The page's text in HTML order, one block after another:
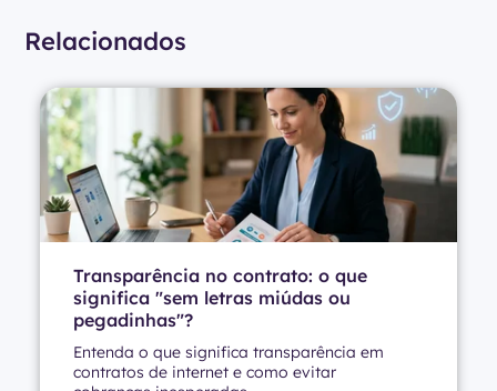
Relacionados
Transparência no contrato: o que
significa "sem letras miúdas ou
pegadinhas"?
Entenda o que significa transparência em
contratos de internet e como evitar